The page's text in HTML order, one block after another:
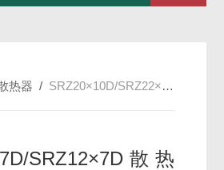
热器 / SRZ20×10D/SRZ22×7D/SRZ12×7D散热器，空气加热
SRZ12×7D散热